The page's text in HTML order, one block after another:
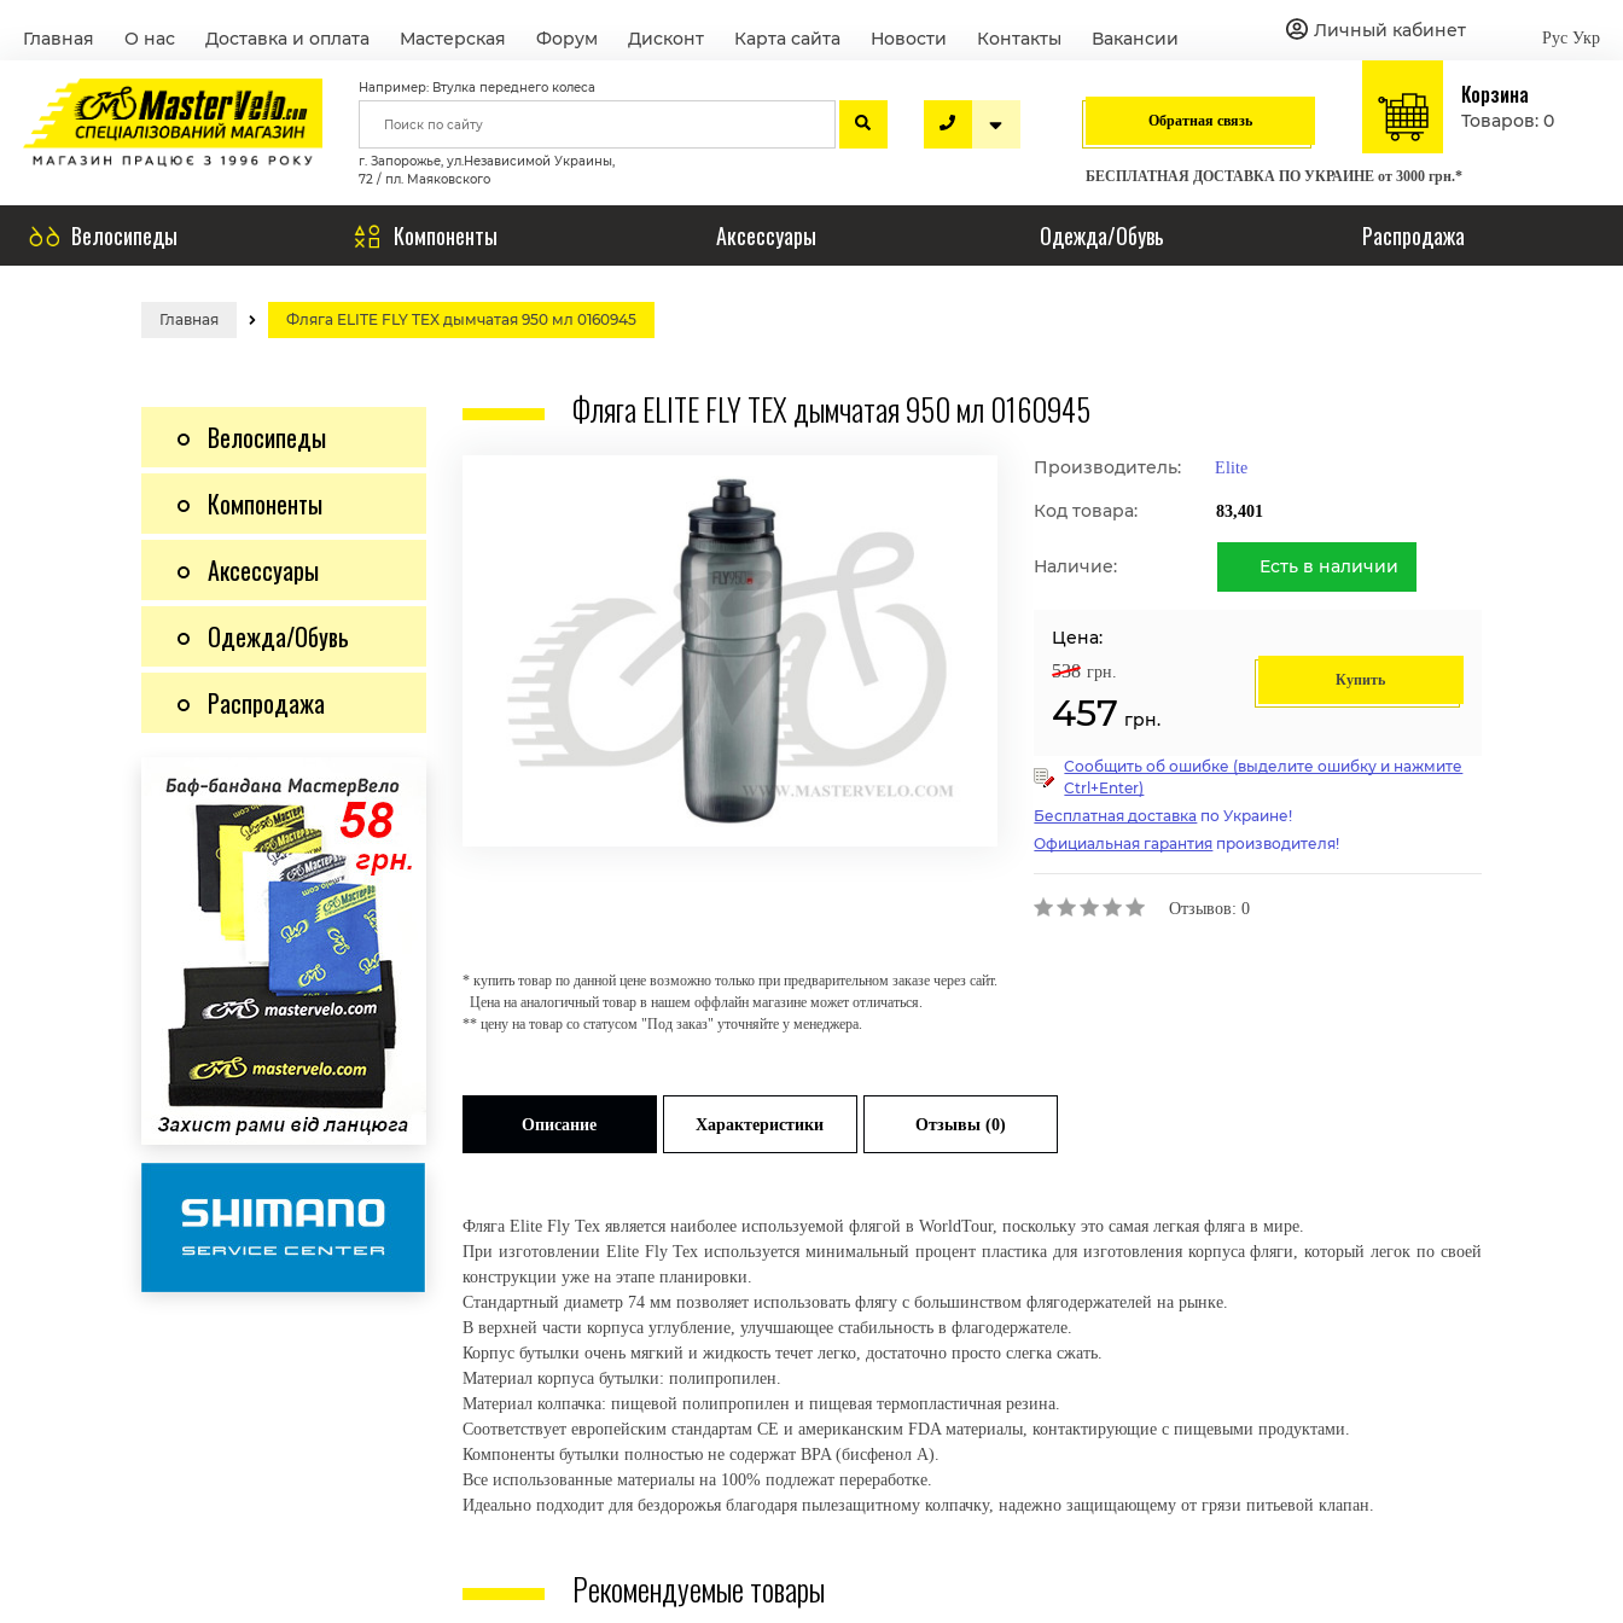
Главная О нас Доставка и оплата Мастерская Форум Дисконт Карта сайта Новости Контакты Вакансии Личный кабинет Рус Укр
Например: Втулка переднего колеса
г. Запорожье, ул.Независимой Украины,
72 / пл. Маяковского
Обратная связь
Корзина
Товаров: 0
БЕСПЛАТНАЯ ДОСТАВКА ПО УКРАИНЕ от 3000 грн.*
Велосипеды Компоненты Аксессуары Одежда/Обувь Распродажа
Главная Фляга ELITE FLY TEX дымчатая 950 мл 0160945
Велосипеды
Компоненты
Аксессуары
Одежда/Обувь
Распродажа
Фляга ELITE FLY TEX дымчатая 950 мл 0160945
Производитель: Elite
Код товара: 83,401
Наличие: Есть в наличии
Цена:
538 грн.
457 грн.
Купить
Сообщить об ошибке (выделите ошибку и нажмите
Ctrl+Enter)
Бесплатная доставка по Украине!
Официальная гарантия производителя!
Отзывов: 0
* купить товар по данной цене возможно только при предварительном заказе через сайт.
Цена на аналогичный товар в нашем оффлайн магазине может отличаться.
** цену на товар со статусом "Под заказ" уточняйте у менеджера.
Описание Характеристики Отзывы (0)
Фляга Elite Fly Tex является наиболее используемой флягой в WorldTour, поскольку это самая легкая фляга в мире.
При изготовлении Elite Fly Tex используется минимальный процент пластика для изготовления корпуса фляги, который легок по своей
конструкции уже на этапе планировки.
Стандартный диаметр 74 мм позволяет использовать флягу с большинством флягодержателей на рынке.
В верхней части корпуса углубление, улучшающее стабильность в флагодержателе.
Корпус бутылки очень мягкий и жидкость течет легко, достаточно просто слегка сжать.
Материал корпуса бутылки: полипропилен.
Материал колпачка: пищевой полипропилен и пищевая термопластичная резина.
Соответствует европейским стандартам CE и американским FDA материалы, контактирующие с пищевыми продуктами.
Компоненты бутылки полностью не содержат BPA (бисфенол А).
Все использованные материалы на 100% подлежат переработке.
Идеально подходит для бездорожья благодаря пылезащитному колпачку, надежно защищающему от грязи питьевой клапан.
Рекомендуемые товары